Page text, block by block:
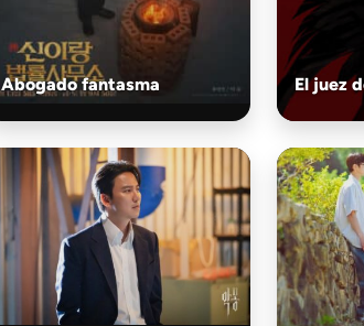
Abogado fantasma El juez